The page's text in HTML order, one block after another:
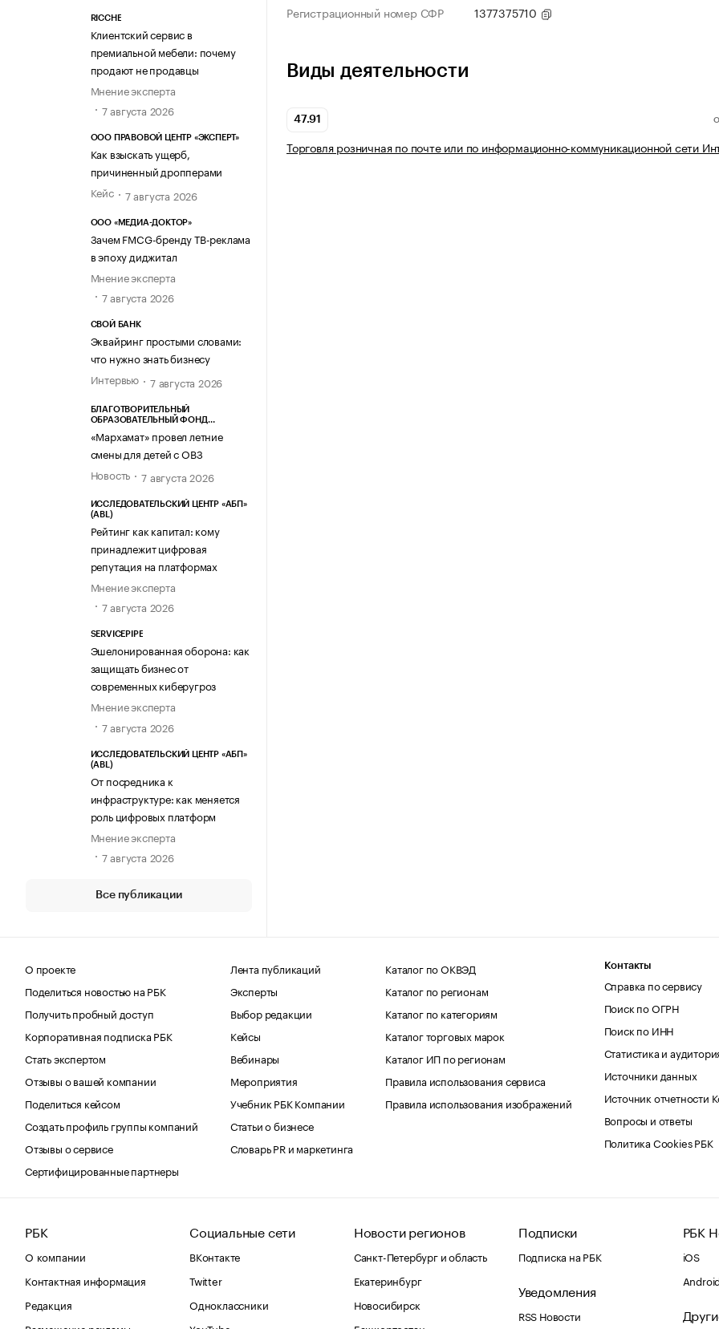
RICCHE
Клиентский сервис в
премиальной мебели: почему
продают не продавцы
Мнение эксперта
7 августа 2026
ООО ПРАВОВОЙ ЦЕНТР «ЭКСПЕРТ»
Как взыскать ущерб,
причиненный дропперами
Кейс
7 августа 2026
ООО «МЕДИА-ДОКТОР»
Зачем FMCG-бренду ТВ-реклама
в эпоху диджитал
Мнение эксперта
7 августа 2026
СВОЙ БАНК
Эквайринг простыми словами:
что нужно знать бизнесу
Интервью
7 августа 2026
БЛАГОТВОРИТЕЛЬНЫЙ
ОБРАЗОВАТЕЛЬНЫЙ ФОНД
«Мархамат» провел летние
смены для детей с ОВЗ
Новость
7 августа 2026
ИССЛЕДОВАТЕЛЬСКИЙ ЦЕНТР «АБП»
(ABL)
Рейтинг как капитал: кому
принадлежит цифровая
репутация на платформах
Мнение эксперта
7 августа 2026
SERVICEPIPE
Эшелонированная оборона: как
защищать бизнес от
современных киберугроз
Мнение эксперта
7 августа 2026
ИССЛЕДОВАТЕЛЬСКИЙ ЦЕНТР «АБП»
(ABL)
От посредника к
инфраструктуре: как меняется
роль цифровых платформ
Мнение эксперта
7 августа 2026
Все публикации
Регистрационный номер СФР 1377375710
Виды деятельности
47.91
Торговля розничная по почте или по информационно-коммуникационной сети
О проекте
Поделиться новостью на РБК
Получить пробный доступ
Корпоративная подписка РБК
Стать экспертом
Отзывы о вашей компании
Поделиться кейсом
Создать профиль группы компаний
Отзывы о сервисе
Сертифицированные партнеры
Лента публикаций
Эксперты
Выбор редакции
Кейсы
Вебинары
Мероприятия
Учебник РБК Компании
Статьи о бизнесе
Словарь PR и маркетинга
Каталог по ОКВЭД
Каталог по регионам
Каталог по категориям
Каталог торговых марок
Каталог ИП по регионам
Правила использования сервиса
Правила использования изображений
Контакты
Справка по сервису
Поиск по ОГРН
Поиск по ИНН
Статистика и
Источники данных
Источник отчетности
Вопросы и ответы
Политика Cookies РБК
РБК
О компании
Контактная информация
Редакция
Социальные сети
ВКонтакте
Twitter
Одноклассники
Новости регионов
Санкт-Петербург и область
Екатеринбург
Новосибирск
Подписки
Подписка на РБК
Уведомления
RSS Новости
РБК
iOS